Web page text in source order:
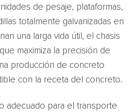
de pesaje, plataformas,
totalmente galvanizadas en
una larga vida útil, el chasis
maximiza la precisión de
producción de concreto
con la receta del concreto.
adecuado para el transporte